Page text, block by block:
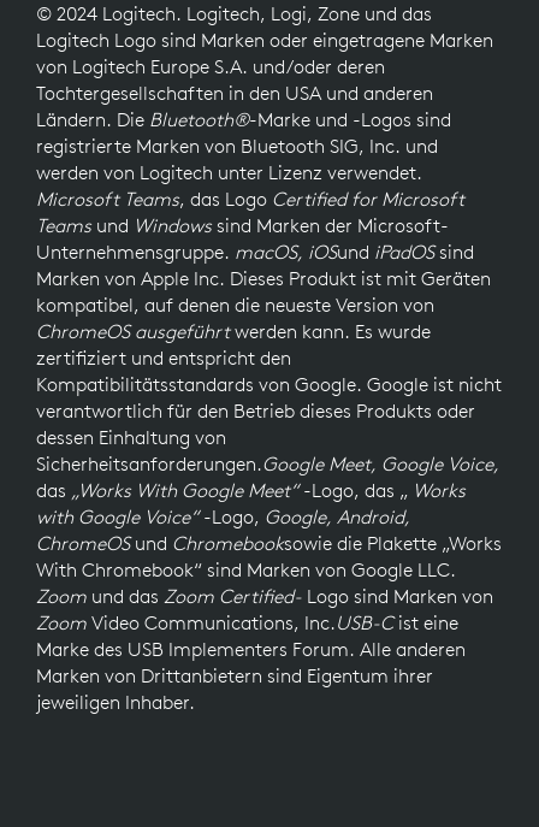
© 2024 Logitech. Logitech, Logi, Zone und das
Logitech Logo sind Marken oder eingetragene Marken
von Logitech Europe S.A. und/oder deren
Tochtergesellschaften in den USA und anderen
Ländern. Die Bluetooth®-Marke und -Logos sind
registrierte Marken von Bluetooth SIG, Inc. und
werden von Logitech unter Lizenz verwendet.
Microsoft Teams, das Logo Certified for Microsoft
Teamsund Windowssind Marken der Microsoft-
Unternehmensgruppe. macOS, iOSund iPadOSsind
Marken von Apple Inc. Dieses Produkt ist mit Geräten
kompatibel, auf denen die neueste Version von
ChromeOS ausgeführtwerden kann. Es wurde
zertifiziert und entspricht den
Kompatibilitätsstandards von Google. Google ist nicht
verantwortlich für den Betrieb dieses Produkts oder
dessen Einhaltung von
Sicherheitsanforderungen.Google Meet, Google Voice,
das „Works With Google Meet“-Logo, das „ Works
with Google Voice“-Logo, Google, Android,
ChromeOSund Chromebooksowie die Plakette „Works
With Chromebook“ sind Marken von Google LLC.
Zoom und das Zoom Certified- Logo sind Marken von
Zoom Video Communications, Inc.USB-Cist eine
Marke des USB Implementers Forum. Alle anderen
Marken von Drittanbietern sind Eigentum ihrer
jeweiligen Inhaber.